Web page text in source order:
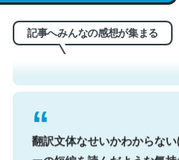
記事へみんなの感想が集まる
れ好き。Let’s Fucking Go.
─今のこの状況が信じられるかい
翻訳文体なせいかわからな
ーの短編を読んだような気持